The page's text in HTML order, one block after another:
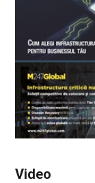
Video